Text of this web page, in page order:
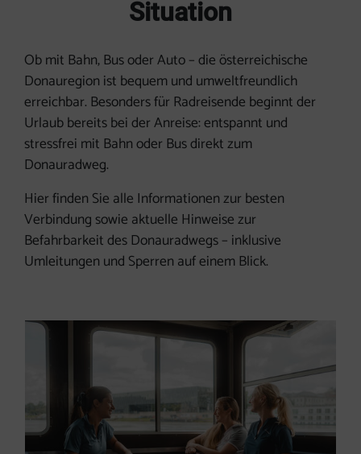
Situation
Ob mit Bahn, Bus oder Auto – die österreichische
Donauregion ist bequem und umweltfreundlich
erreichbar. Besonders für Radreisende beginnt der
Urlaub bereits bei der Anreise: entspannt und
stressfrei mit Bahn oder Bus direkt zum
Donauradweg.
Hier finden Sie alle Informationen zur besten
Verbindung sowie aktuelle Hinweise zur
Befahrbarkeit des Donauradwegs – inklusive
Umleitungen und Sperren auf einem Blick.